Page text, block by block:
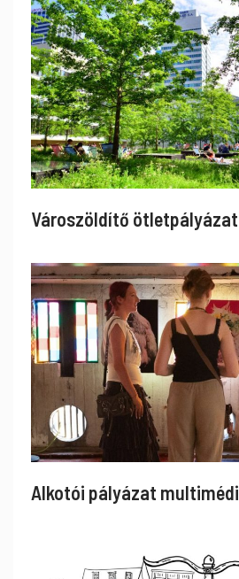
Városzöldítő ötletpályázat
Alkotói pályázat